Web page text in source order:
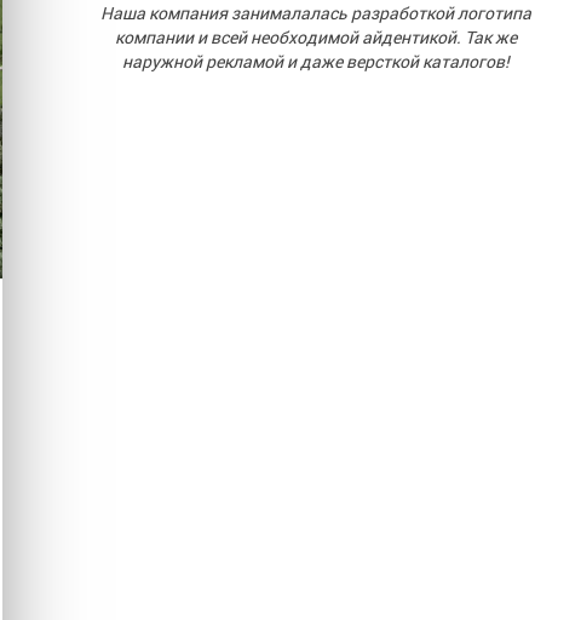
Наша компания занималалась разработкой логотипа
компании и всей необходимой айдентикой. Так же
наружной рекламой и даже версткой каталогов!